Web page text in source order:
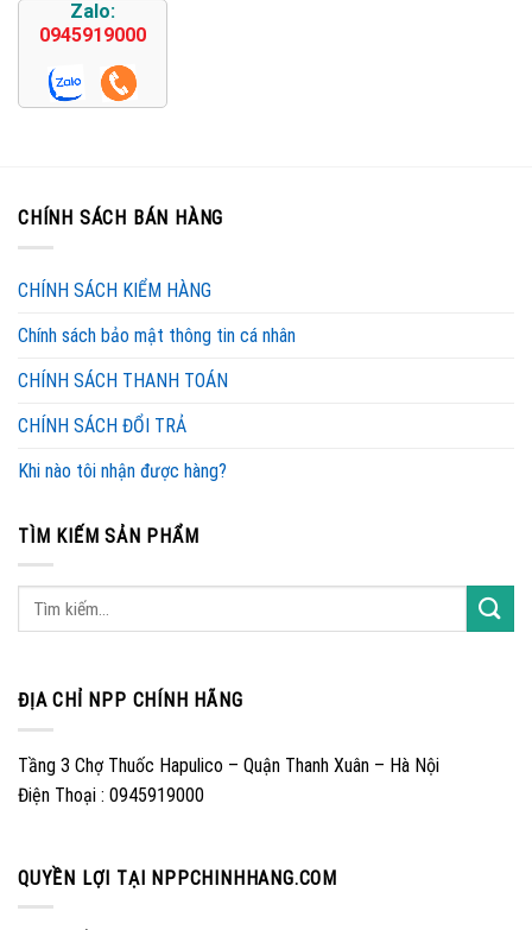
Zalo:
0945919000
CHÍNH SÁCH BÁN HÀNG
CHÍNH SÁCH KIỂM HÀNG
Chính sách bảo mật thông tin cá nhân
CHÍNH SÁCH THANH TOÁN
CHÍNH SÁCH ĐỔI TRẢ
Khi nào tôi nhận được hàng?
TÌM KIẾM SẢN PHẨM
ĐỊA CHỈ NPP CHÍNH HÃNG
Tầng 3 Chợ Thuốc Hapulico – Quận Thanh Xuân – Hà Nội
Điện Thoại : 0945919000
QUYỀN LỢI TẠI NPPCHINHHANG.COM